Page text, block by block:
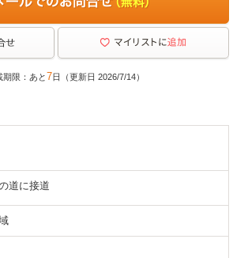
期限：あと7日（更新日 2026/7/14）
道に接道